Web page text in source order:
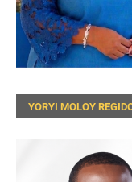
YORYI MOLOY